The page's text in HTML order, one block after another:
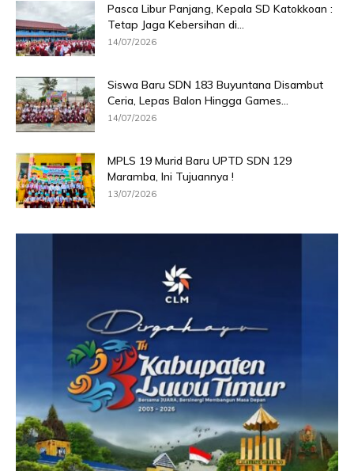
Pasca Libur Panjang, Kepala SD Katokkoan :
Tetap Jaga Kebersihan di...
14/07/2026
Siswa Baru SDN 183 Buyuntana Disambut
Ceria, Lepas Balon Hingga Games...
14/07/2026
MPLS 19 Murid Baru UPTD SDN 129
Maramba, Ini Tujuannya !
13/07/2026